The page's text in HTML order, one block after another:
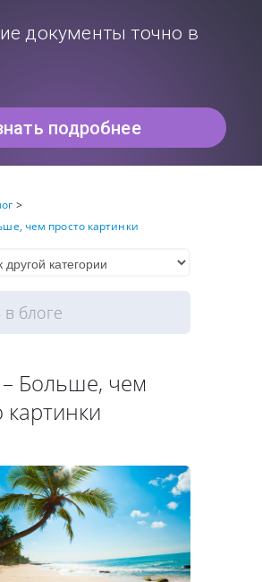
документы точно в
подробнее
>
чем просто картинки
Больше, чем
картинки